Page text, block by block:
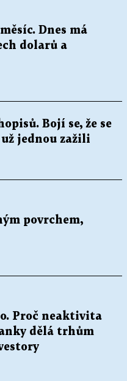
Dnes má
dolarů a
Bojí se, že se
jednou zažili
povrchem,
Proč neaktivita
dělá trhům